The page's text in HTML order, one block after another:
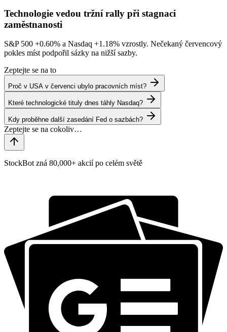
Technologie vedou tržní rally při stagnaci
zaměstnanosti
S&P 500 +0.60% a Nasdaq +1.18% vzrostly. Nečekaný červencový
pokles míst podpořil sázky na nižší sazby.
Zeptejte se na to
Proč v USA v červenci ubylo pracovních míst?
Které technologické tituly dnes táhly Nasdaq?
Kdy proběhne další zasedání Fed o sazbách?
StockBot zná 80,000+ akcií po celém světě